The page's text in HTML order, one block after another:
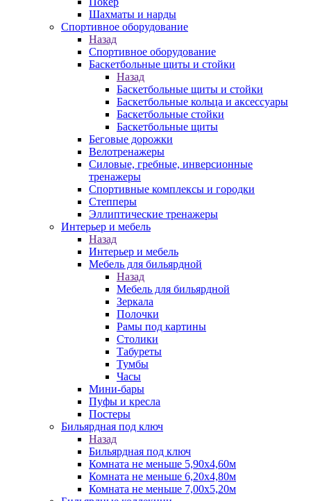
Шахматы и нарды
Спортивное оборудование
Назад
Спортивное оборудование
Баскетбольные щиты и стойки
Назад
Баскетбольные щиты и стойки
Баскетбольные кольца и аксессуары
Баскетбольные стойки
Баскетбольные щиты
Беговые дорожки
Велотренажеры
Силовые, гребные, инверсионные
тренажеры
Спортивные комплексы и городки
Степперы
Эллиптические тренажеры
Интерьер и мебель
Назад
Интерьер и мебель
Мебель для бильярдной
Назад
Мебель для бильярдной
Зеркала
Полочки
Рамы под картины
Столики
Табуреты
Тумбы
Часы
Мини-бары
Пуфы и кресла
Постеры
Бильярдная под ключ
Назад
Бильярдная под ключ
Комната не меньше 5,90х4,60м
Комната не меньше 6,20х4,80м
Комната не меньше 7,00х5,20м